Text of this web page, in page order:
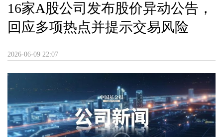
16家A股公司发布股价异动公告，
回应多项热点并提示交易风险
2026-06-09 22:07